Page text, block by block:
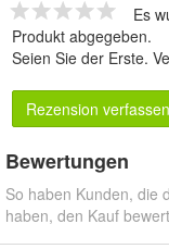
Es
Produkt abgegeben.
Seien Sie der Erste.
Rezension verfassen
Bewertungen
So haben Kunden, die
haben, den Kauf